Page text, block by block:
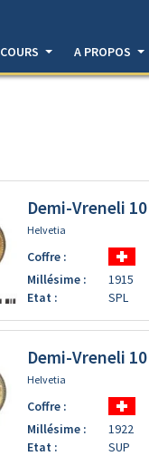
COURS A PROPOS
Demi-Vreneli
Helvetia
Coffre :
Millésime :
1915
Etat :
SPL
Demi-Vreneli
Helvetia
Coffre :
Millésime :
1922
Etat :
SUP